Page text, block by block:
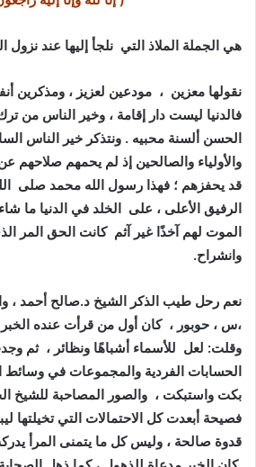
هي الجملة الملاذ التي نلجأ إليها عند نزول
نقولها معزين ، مودعين لعزيز ، ومذكرين
فالدنيا ليست دار إقامة ، وخير الناس من
الحسن ألسنة محبيه . ونتذكر خير الناس
والأولياء والصالحين إذ لم يحمهم صلاحهم
قد يحفزهم ؛ فهذا رسول الله محمد صلى
الرفيق الأعلى ، على الخلد في الدنيا ما
الموت لهم آخذًا غير آثم كانت الحق المر
وانشراح.
نعم رحل طيب الذكر الشيخ د.صالح أحمد ،
،س ، حوبور ، كان أول من قرأت عنده الخبر
وقلت: لعل للأسماء أشباهًا ونظائر ، ثم
الحسابات الفردية والمجموعات في وسائط
بكت واستبكت ، والصور المصاحبة للشيخ
فصيحة أبعدت كل الاحتمالات التي تخيلتها
قدوة صالحة ، وليس كل ما يتمنى المرأ